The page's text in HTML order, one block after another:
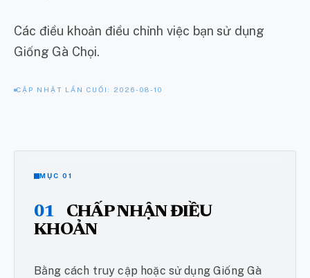
Các điều khoản điều chỉnh việc bạn sử dụng
Giống Gà Chọi.
CẬP NHẬT LẦN CUỐI: 2026-08-10
MỤC 01
01
CHẤP NHẬN ĐIỀU
KHOẢN
Bằng cách truy cập hoặc sử dụng Giống Gà